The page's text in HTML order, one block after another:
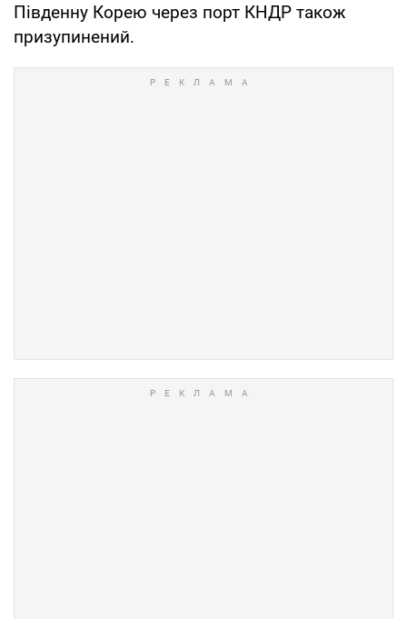
Південну Корею через порт КНДР також
призупинений.